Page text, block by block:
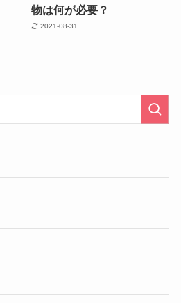
物は何が必要？
2021-08-31